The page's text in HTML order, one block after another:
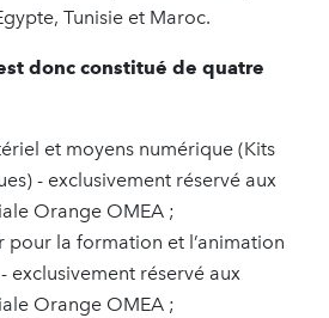
Tunisie et Maroc.
donc constitué de quatre
et moyens numérique (Kits
- exclusivement réservé aux
Orange OMEA ;
pour la formation et l’animation
réservé aux
Orange OMEA ;